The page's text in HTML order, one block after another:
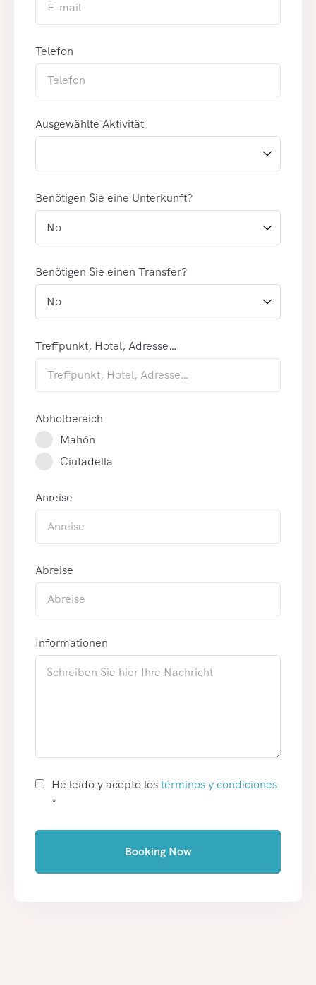
Telefon
Ausgewählte Aktivität
Benötigen Sie eine Unterkunft?
Benötigen Sie einen Transfer?
Treffpunkt, Hotel, Adresse…
Abholbereich
Mahón
Ciutadella
Anreise
Abreise
Informationen
He leído y acepto lostérminos y condiciones
*
Booking Now